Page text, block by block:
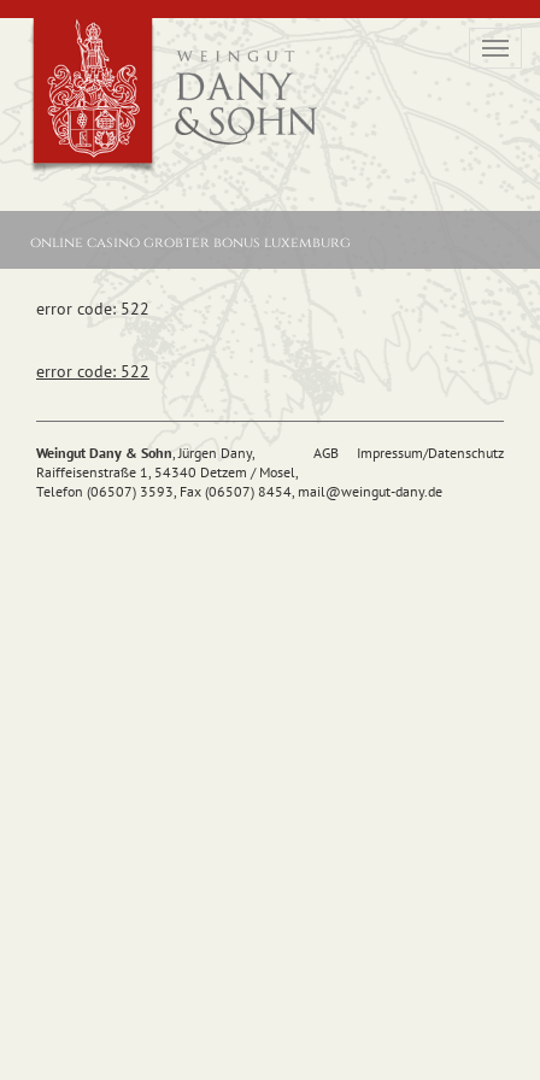
online casino grobter bonus luxemburg
error code: 522
error code: 522
AGB Impressum/Datenschutz
Weingut Dany & Sohn, Jürgen Dany,
Raiffeisenstraße 1, 54340 Detzem / Mosel,
Telefon (06507) 3593, Fax (06507) 8454, mail@weingut-dany.de